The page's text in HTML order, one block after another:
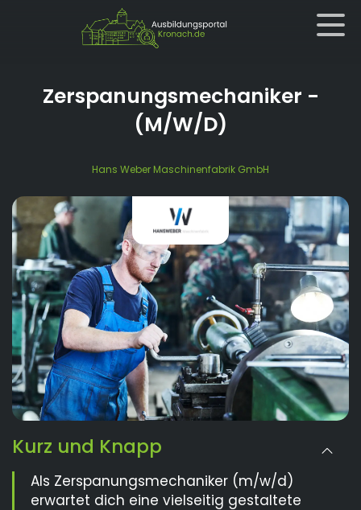
Zerspanungsmechaniker -
(M/W/D)
Hans Weber Maschinenfabrik GmbH
Kurz und Knapp
Als Zerspanungsmechaniker (m/w/d)
erwartet dich eine vielseitig gestaltete